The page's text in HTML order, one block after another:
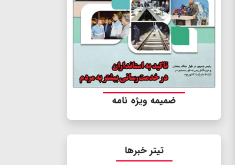
ضمیمه ویژه نامه
تیتر خبرها